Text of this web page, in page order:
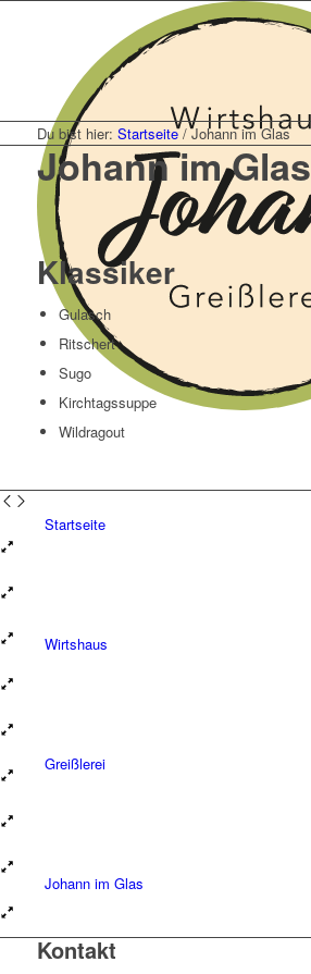
Startseite
Wirtshaus
Greißlerei
Johann im Glas
Du bist hier: Startseite / Johann im Glas
Johann im Glas
Klassiker
Gulasch
Ritschert
Sugo
Kirchtagssuppe
Wildragout
Kontakt